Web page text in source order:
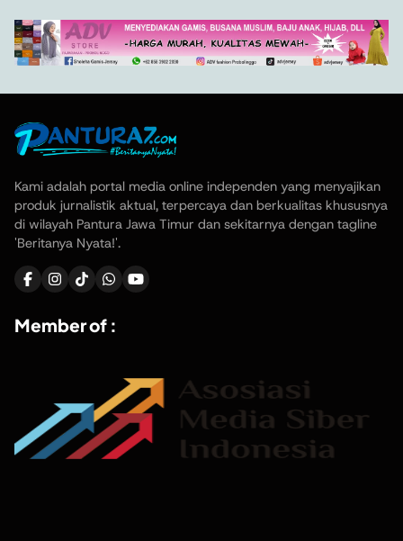
Kami adalah portal media online independen yang menyajikan
produk jurnalistik aktual, terpercaya dan berkualitas khususnya
di wilayah Pantura Jawa Timur dan sekitarnya dengan tagline
'Beritanya Nyata!'.
Member of :